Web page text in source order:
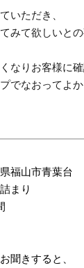
いただき、
みて欲しいと
なりお客様に
でなおってよ
福山市青葉台
まり
聞きすると、